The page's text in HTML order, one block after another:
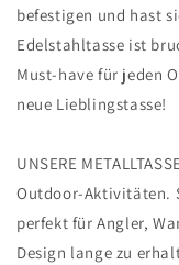
befestigen und hast
Edelstahltasse ist
Must-have für jeden
neue Lieblingstasse!
UNSERE
Outdoor-Aktivitäten.
perfekt für Angler,
Design lange zu